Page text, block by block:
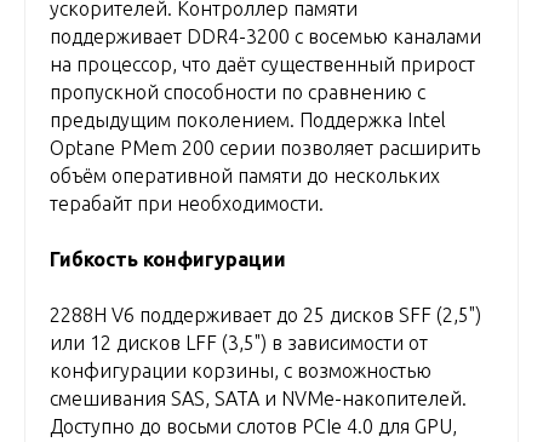
ускорителей. Контроллер памяти
поддерживает DDR4-3200 с восемью каналами
на процессор, что даёт существенный прирост
пропускной способности по сравнению с
предыдущим поколением. Поддержка Intel
Optane PMem 200 серии позволяет расширить
объём оперативной памяти до нескольких
терабайт при необходимости.
Гибкость конфигурации
2288H V6 поддерживает до 25 дисков SFF (2,5")
или 12 дисков LFF (3,5") в зависимости от
конфигурации корзины, с возможностью
смешивания SAS, SATA и NVMe-накопителей.
Доступно до восьми слотов PCIe 4.0 для GPU,